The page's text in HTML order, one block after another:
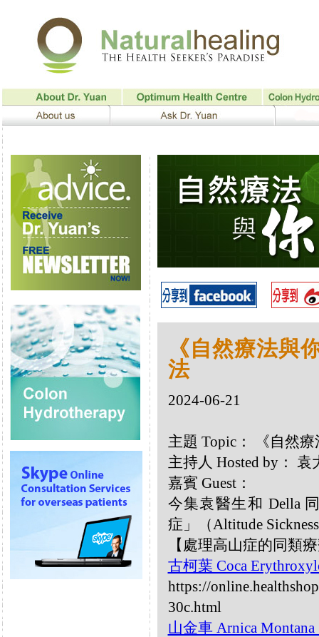
《自然療法與
法
2024-06-21
主題 Topic： 《自然
主持人 Hosted by：
嘉賓 Guest：
今集袁醫生和 Della
症」（Altitude
【處理高山症的同類
古柯葉 Coca
https://
30c.html
山金車 Arnica Montana